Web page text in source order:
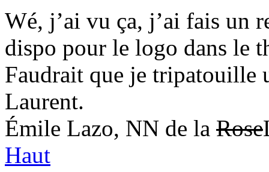
Wé, j’ai vu ça, j’ai fais un
dispo pour le logo dans le
Faudrait que je tripatouille
Laurent.
Émile Lazo, NN de la Rose
Haut